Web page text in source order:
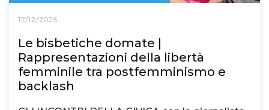
17/12/2025
Le bisbetiche domate |
Rappresentazioni della libertà
femminile tra postfemminismo e
backlash